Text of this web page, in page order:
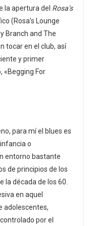
la apertura del Rosa’s
(Rosa’s Lounge
Branch and The
tocar en el club, así
y primer
«Begging For
para mí el blues es
o
entorno bastante
de principios de los
la década de los 60.
en aquel
adolescentes,
por el